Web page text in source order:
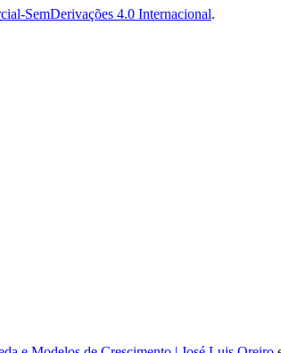
SemDerivações 4.0 Internacional.